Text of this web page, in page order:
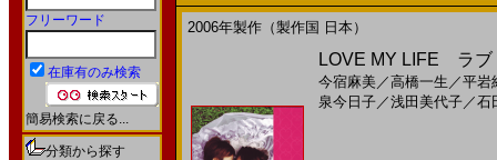
フリーワード
在庫有のみ検索
簡易検索に戻る...
分類から探す
2006年製作（製作国 日本）
LOVE MY LIFE ラブ
今宿麻美／高橋一生 ／平岩
泉今日子／浅田美代子／石